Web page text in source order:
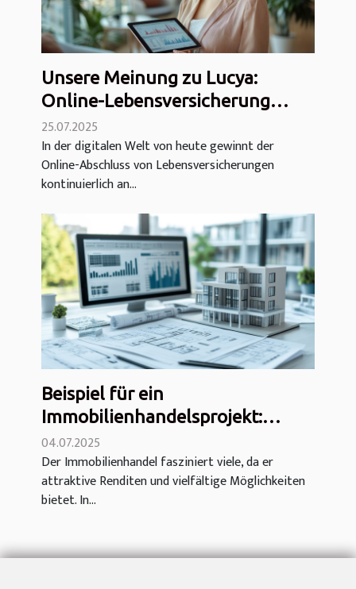
Unsere Meinung zu Lucya:
Online-Lebensversicherung
exklusiv angeboten
25.07.2025
In der digitalen Welt von heute gewinnt der
Online-Abschluss von Lebensversicherungen
kontinuierlich an...
Beispiel für ein
Immobilienhandelsprojekt:
Strategie und Erfahrungsbericht
04.07.2025
Der Immobilienhandel fasziniert viele, da er
attraktive Renditen und vielfältige Möglichkeiten
bietet. In...